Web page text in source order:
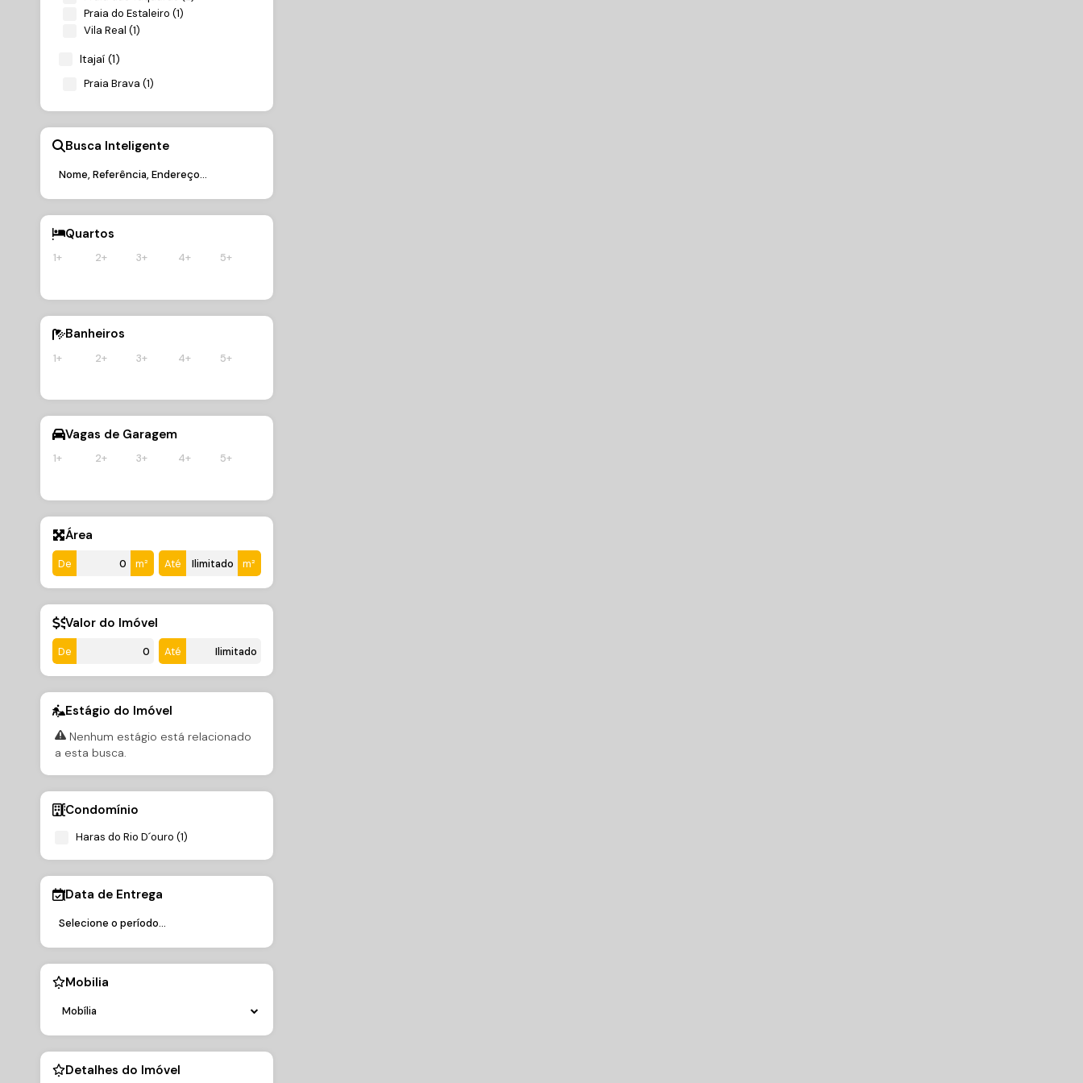
Praia do Estaleiro (1)
Vila Real (1)
Itajaí (1)
Praia Brava (1)
Busca Inteligente
Quartos
1+ 2+ 3+ 4+ 5+
Banheiros
1+ 2+ 3+ 4+ 5+
Vagas de Garagem
1+ 2+ 3+ 4+ 5+
Área
De m² Até m²
Valor do Imóvel
De Até
Estágio do Imóvel
Nenhum estágio está relacionado
a esta busca.
Condomínio
Haras do Rio D´ouro (1)
Data de Entrega
Mobilia
Mobília
Detalhes do Imóvel